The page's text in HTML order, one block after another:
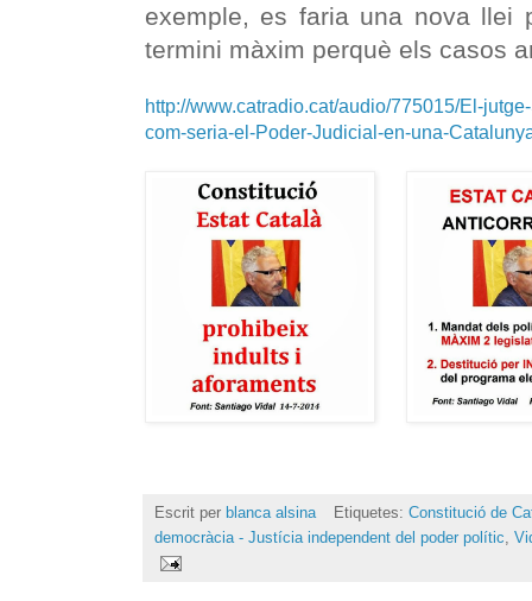
exemple, es faria una nova llei
termini màxim perquè els casos
http://www.catradio.cat/audio/775015/El-
com-seria-el-Poder-Judicial-en-una-
Escrit per blanca alsina Etiquetes: Constitució de
democràcia - Justícia independent del poder polític